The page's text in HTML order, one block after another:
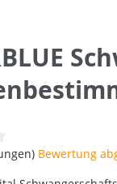
Bewertung von 0
Bewertung